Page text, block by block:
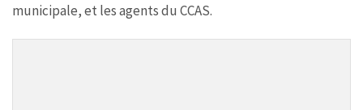
municipale, et les agents du CCAS.